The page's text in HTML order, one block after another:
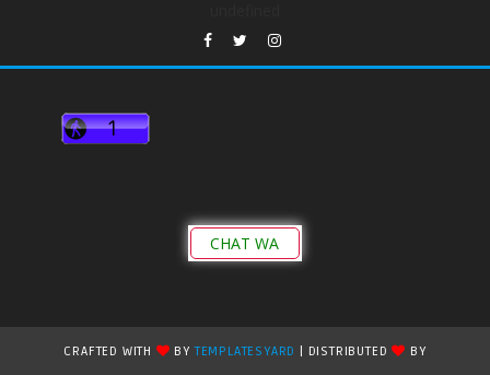
CHAT WA
CRAFTED WITH BYTEMPLATESYARD | DISTRIBUTED
BY